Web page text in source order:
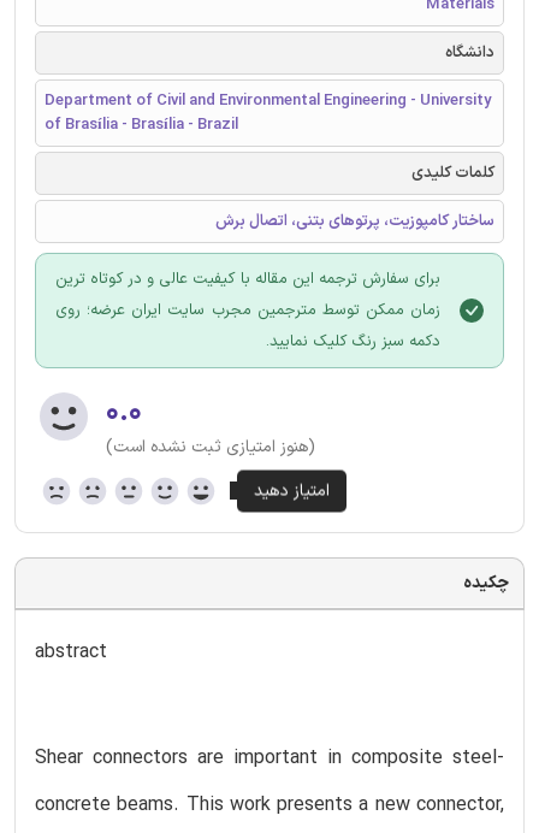
دانشگاه
Department of Civil and Environmental Engineering - University
of Brasília - Brasília - Brazil
کلمات کلیدی
ساختار کامپوزیت، پرتوهای بتنی، اتصال برش
برای سفارش ترجمه این مقاله با کیفیت عالی و در کوتاه ترین
زمان ممکن توسط مترجمین مجرب سایت ایران عرضه؛ روی
دکمه سبز رنگ کلیک نمایید.
۰.۰
(هنوز امتیازی ثبت نشده است)
چکیده
abstract
Shear connectors are important in composite steel-
concrete beams. This work presents a new connector,